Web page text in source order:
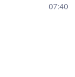
07:40